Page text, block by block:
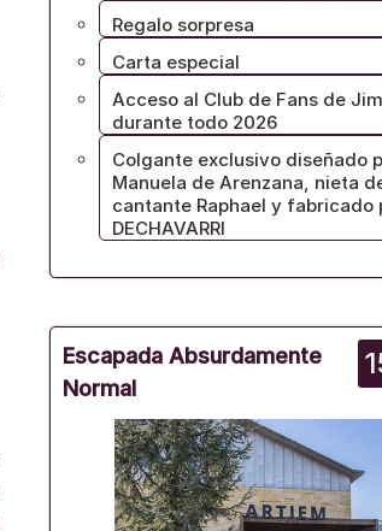
Regalo sorpresa
Carta especial
Acceso al Club de Fans de
durante todo 2026
Colgante exclusivo diseñado
Manuela de Arenzana, nieta
cantante Raphael y fabricado
DECHAVARRI
Escapada Absurdamente
Normal